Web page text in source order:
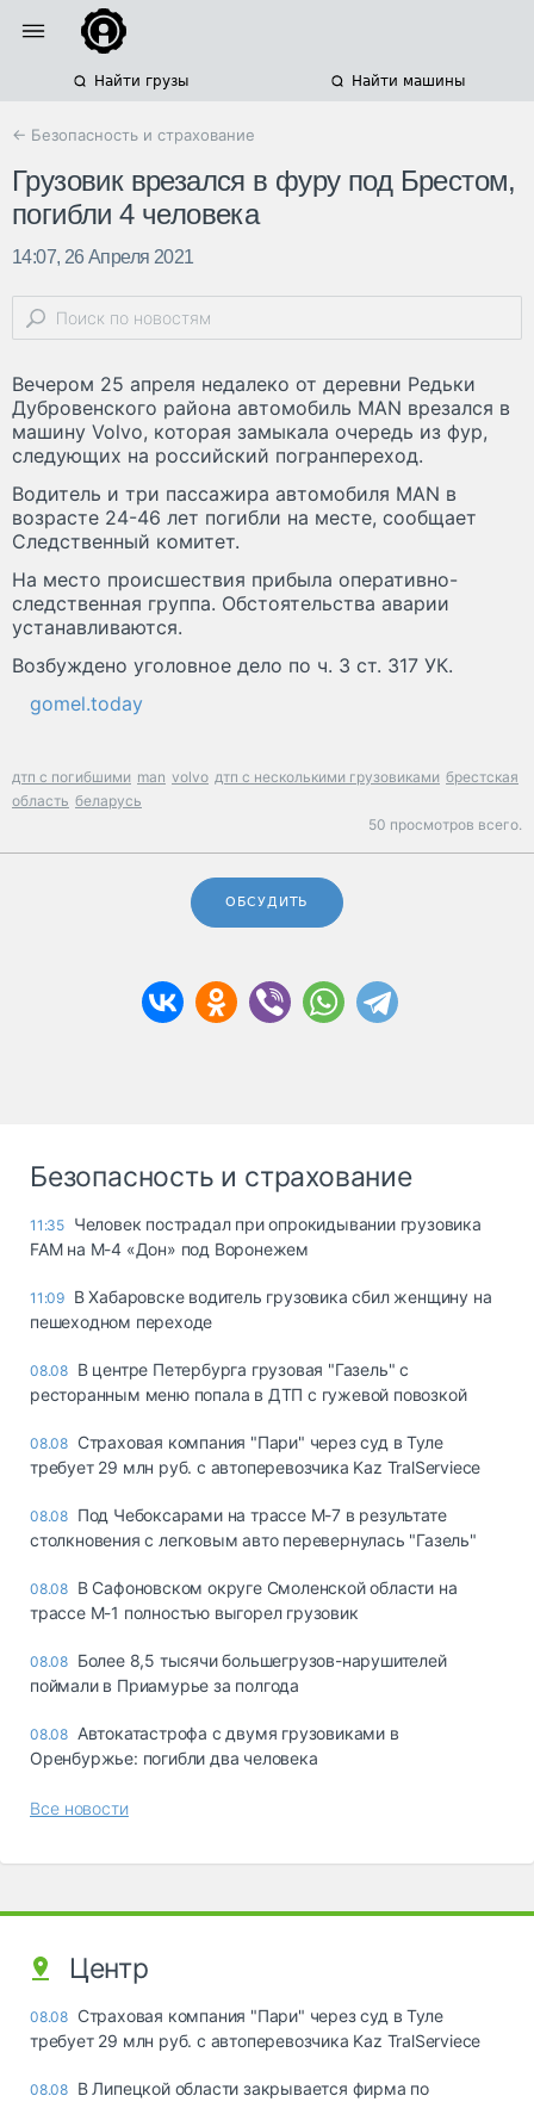
Найти грузы Найти машины
← Безопасность и страхование
Грузовик врезался в фуру под Брестом,
погибли 4 человека
14:07, 26 Апреля 2021
Вечером 25 апреля недалеко от деревни Редьки
Дубровенского района автомобиль MAN врезался в
машину Volvo, которая замыкала очередь из фур,
следующих на российский погранпереход.
Водитель и три пассажира автомобиля MAN в
возрасте 24-46 лет погибли на месте, сообщает
Следственный комитет.
На место происшествия прибыла оперативно-
следственная группа. Обстоятельства аварии
устанавливаются.
Возбуждено уголовное дело по ч. 3 ст. 317 УК.
gomel.today
дтп с погибшими man volvo дтп с несколькими грузовиками брестская
область беларусь
50 просмотров всего.
ОБСУДИТЬ
Безопасность и страхование
11:35 Человек пострадал при опрокидывании грузовика
FAM на М-4 «Дон» под Воронежем
11:09 В Хабаровске водитель грузовика сбил женщину на
пешеходном переходе
08.08 В центре Петербурга грузовая "Газель" с
ресторанным меню попала в ДТП с гужевой повозкой
08.08 Страховая компания "Пари" через суд в Туле
требует 29 млн руб. с автоперевозчика Kaz TralServiece
08.08 Под Чебоксарами на трассе М-7 в результате
столкновения с легковым авто перевернулась "Газель"
08.08 В Сафоновском округе Смоленской области на
трассе М-1 полностью выгорел грузовик
08.08 Более 8,5 тысячи большегрузов-нарушителей
поймали в Приамурье за полгода
08.08 Автокатастрофа с двумя грузовиками в
Оренбуржье: погибли два человека
Все новости
Центр
08.08 Страховая компания "Пари" через суд в Туле
требует 29 млн руб. с автоперевозчика Kaz TralServiece
08.08 В Липецкой области закрывается фирма по